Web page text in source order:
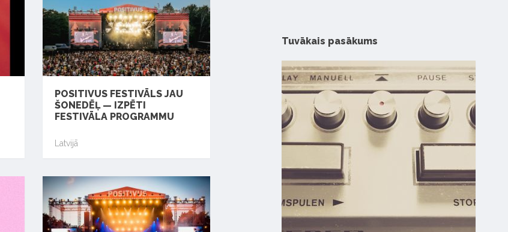
POSITIVUS FESTIVĀLS JAU
ŠONEDĒĻ — IZPĒTI
FESTIVĀLA PROGRAMMU
Latvijā
Tuvākais pasākums